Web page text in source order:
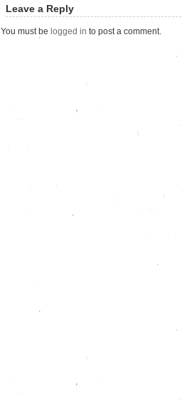
Leave a Reply
You must be logged in to post a comment.